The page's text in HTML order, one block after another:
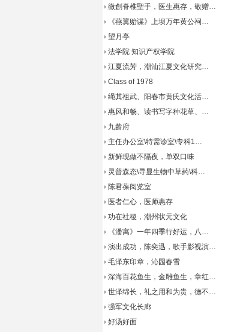
微創脊椎聖手，医生惠存，敬赠…
《燕翼贻谋》上坝万年黄公祠…
望月亭
法学院 知识产权学院
江夏流芳，潮汕江夏文化研究…
Class of 1978
绳其祖武、阳春市黄氏文化活…
惠风和畅、读书写字种花草、…
九龄府
主任办公室\特需诊室\专科1…
新鲜现做不隔夜，单双口味
灵普森态\寻显生物中草药\科…
陈君葆阅览室
医者仁心，医师惠存
功在社稷，潮州状元文化
《潘寓》一年四季行好运，八…
演出成功，陈奕迅，歌手影视演…
毛泽东印章，沁园春雪
深海百花鱼生，金雕鱼生，章红…
世泽绵长，礼之用和为贵，德不…
强军文化长廊
好汤好面